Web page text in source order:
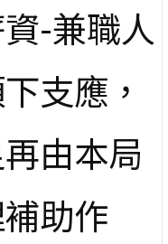
-兼職人
支應，
由本局
助作